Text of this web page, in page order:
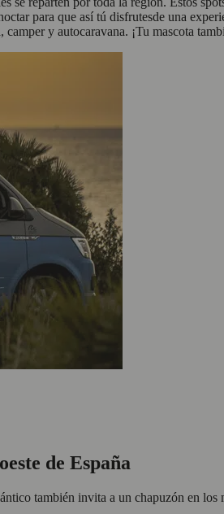
para que así tú disfrutesde una
y autocaravana. ¡Tu mascota
de España
también invita a un chapuzón en los